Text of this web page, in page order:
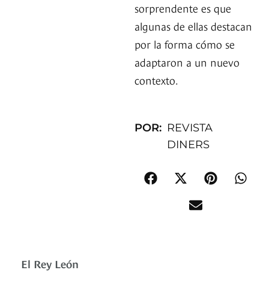
sorprendente es que
algunas de ellas destacan
por la forma cómo se
adaptaron a un nuevo
contexto.
POR: REVISTA
DINERS
El Rey León